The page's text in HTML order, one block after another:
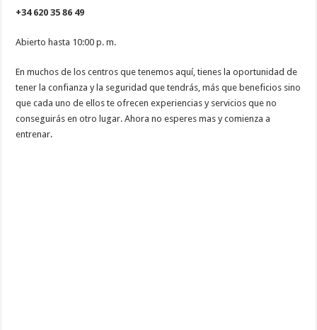
+34 620 35 86 49
Abierto hasta 10:00 p. m.
En muchos de los centros que tenemos aquí, tienes la oportunidad de
tener la confianza y la seguridad que tendrás, más que beneficios sino
que cada uno de ellos te ofrecen experiencias y servicios que no
conseguirás en otro lugar. Ahora no esperes mas y comienza a
entrenar.